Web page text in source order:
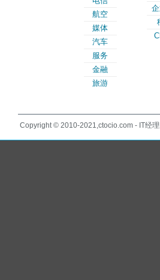
航空
媒体
汽车
服务
金融
旅游
Copyright © 2010-2021,ctocio.com - IT经理